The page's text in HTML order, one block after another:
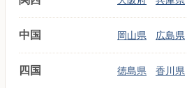
中国 岡山県 広島県
四国 徳島県 香川県